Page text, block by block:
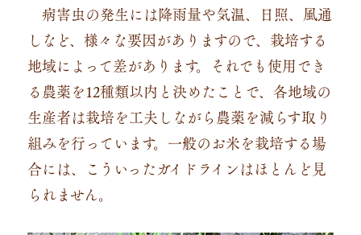
病害虫の発生には降雨量や気温、日照、風通
しなど、様々な要因がありますので、栽培する
地域によって差があります。それでも使用でき
る農薬を12種類以内と決めたことで、各地域の
生産者は栽培を工夫しながら農薬を減らす取り
組みを行っています。一般のお米を栽培する場
合には、こういったガイドラインはほとんど見
られません。